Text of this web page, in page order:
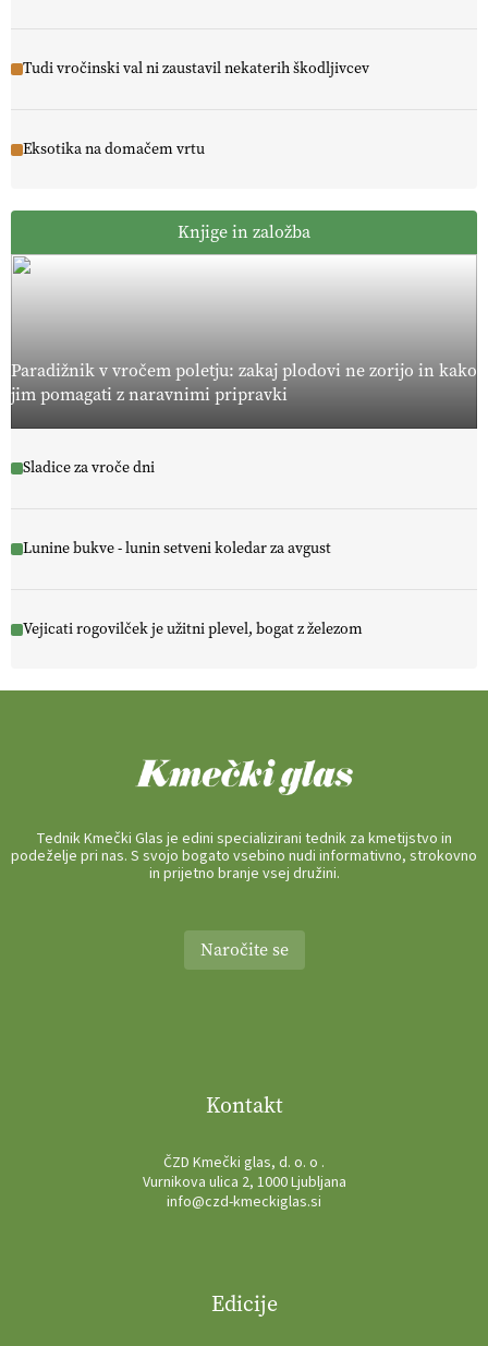
Tudi vročinski val ni zaustavil nekaterih škodljivcev
Eksotika na domačem vrtu
Knjige in založba
Paradižnik v vročem poletju: zakaj plodovi ne zorijo in kako
jim pomagati z naravnimi pripravki
Sladice za vroče dni
Lunine bukve - lunin setveni koledar za avgust
Vejicati rogovilček je užitni plevel, bogat z železom
Tednik Kmečki Glas je edini specializirani tednik za kmetijstvo in
podeželje pri nas. S svojo bogato vsebino nudi informativno, strokovno
in prijetno branje vsej družini.
Naročite se
Kontakt
ČZD Kmečki glas, d. o. o .
Vurnikova ulica 2, 1000 Ljubljana
info@czd-kmeckiglas.si
Edicije